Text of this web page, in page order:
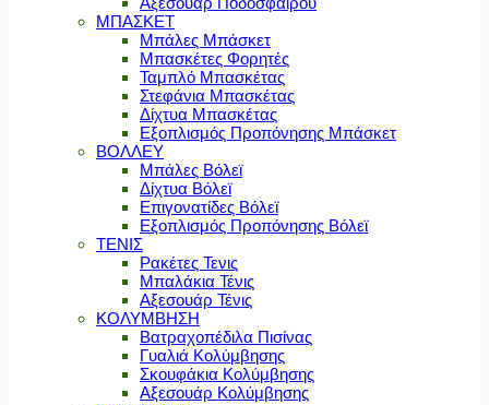
ΜΠΑΣΚΕΤ
Μπάλες Μπάσκετ
Μπασκέτες Φορητές
Ταμπλό Μπασκέτας
Στεφάνια Μπασκέτας
Δίχτυα Μπασκέτας
Εξοπλισμός Προπόνησης Μπάσκετ
ΒΟΛΛΕΥ
Μπάλες Βόλεϊ
Δίχτυα Βόλεϊ
Επιγονατίδες Βόλεϊ
Εξοπλισμός Προπόνησης Βόλεϊ
ΤΕΝΙΣ
Ρακέτες Τενις
Μπαλάκια Τένις
Αξεσουάρ Τένις
ΚΟΛΥΜΒΗΣΗ
Βατραχοπέδιλα Πισίνας
Γυαλιά Κολύμβησης
Σκουφάκια Κολύμβησης
Αξεσουάρ Κολύμβησης